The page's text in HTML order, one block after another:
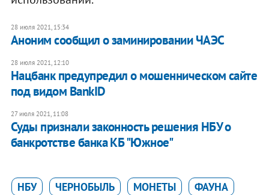
28 июля 2021, 15:34
Аноним сообщил о заминировании ЧАЭС
28 июля 2021, 12:10
Нацбанк предупредил о мошенническом сайте
под видом BankID
27 июля 2021, 11:08
Суды признали законность решения НБУ о
банкротстве банка КБ "Южное"
НБУ ЧЕРНОБЫЛЬ МОНЕТЫ ФАУНА